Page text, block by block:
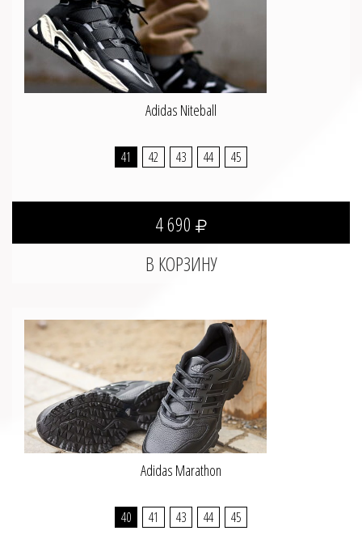
Adidas Niteball
41 42 43 44 45
4 690
Adidas Marathon
40 41 43 44 45